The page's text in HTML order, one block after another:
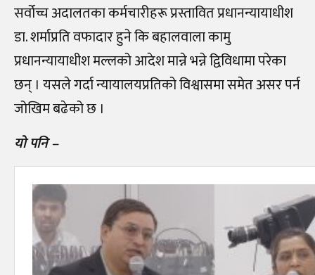
सर्वोच्च अदालतका कर्मचारीहरू प्रस्तावित प्रधानन्यायाधीश
डा. शर्माप्रति वफादार हुने कि बहालवाला कामु
प्रधानन्यायाधीश मल्लको आदेश मान्ने भन्ने द्विविधामा परेका
छन्‌ । यसले गर्दा न्यायालयप्रतिको विश्वासमा समेत असर पर्न
जोखिम बढेको छ ।
यो पनि –